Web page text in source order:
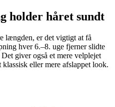
holder håret sundt
længden, er det vigtigt at få
hver 6.–8. uge fjerner slidte
giver også et mere velplejet
eller mere afslappet look.